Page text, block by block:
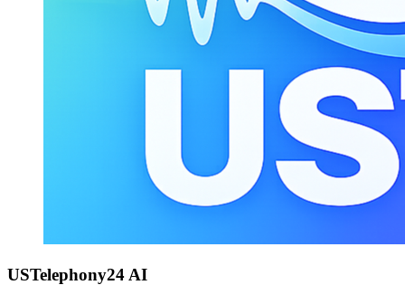
USTelephony24 AI